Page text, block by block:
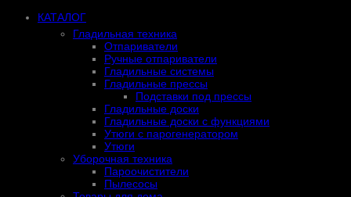
КАТАЛОГ
Гладильная техника
Отпариватели
Ручные отпариватели
Гладильные системы
Гладильные прессы
Подставки под прессы
Гладильные доски
Гладильные доски с функциями
Утюги с парогенератором
Утюги
Уборочная техника
Пароочистители
Пылесосы